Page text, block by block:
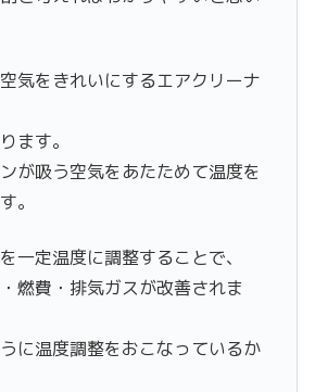
気をきれいにするエアクリーナ
ます。
が吸う空気をあたためて温度を
。
一定温度に調整することで、
燃費・排気ガスが改善されま
に温度調整をおこなっているか